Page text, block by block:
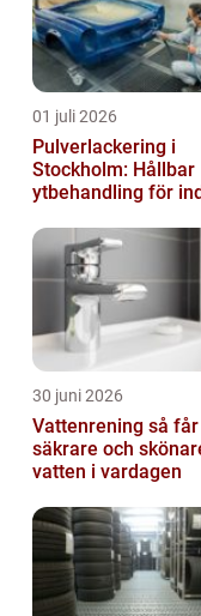
01 juli 2026
Pulverlackering i
Stockholm: Hållbar
ytbehandling för
30 juni 2026
Vattenrening så får du
säkrare och
vatten i vardagen